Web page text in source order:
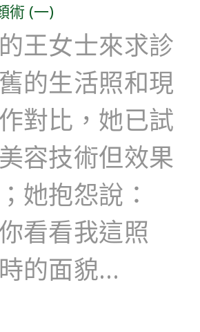
術 (一)
王女士來求診
的生活照和現
對比，她已試
容技術但效果
她抱怨說：
看看我這照
的面貌…